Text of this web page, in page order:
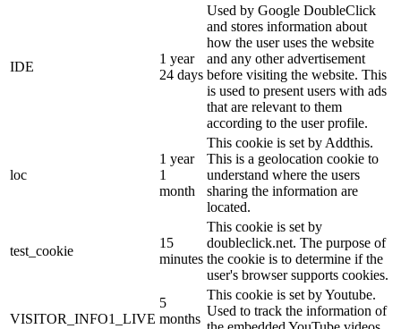
IDE
1 year
24 days
Used by Google DoubleClick
and stores information about
how the user uses the website
and any other advertisement
before visiting the website. This
is used to present users with ads
that are relevant to them
according to the user profile.
loc
1 year
1
month
This cookie is set by Addthis.
This is a geolocation cookie to
understand where the users
sharing the information are
located.
test_cookie
15
minutes
This cookie is set by
doubleclick.net. The purpose of
the cookie is to determine if the
user's browser supports cookies.
VISITOR_INFO1_LIVE
5
months
This cookie is set by Youtube.
Used to track the information of